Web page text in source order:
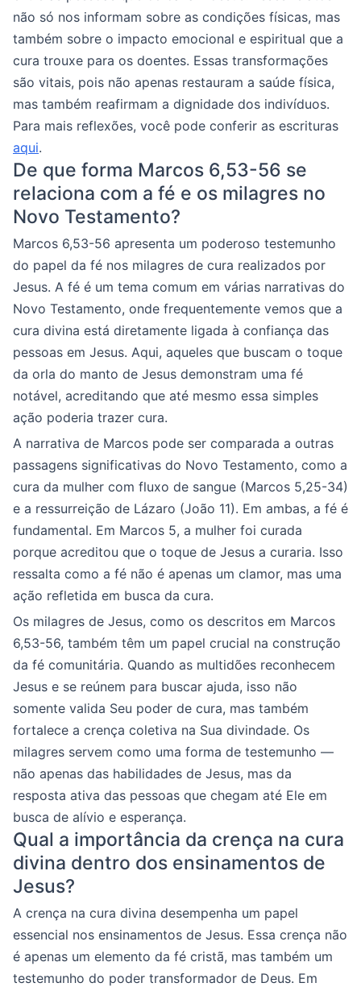
não só nos informam sobre as condições físicas, mas
também sobre o impacto emocional e espiritual que a
cura trouxe para os doentes. Essas transformações
são vitais, pois não apenas restauram a saúde física,
mas também reafirmam a dignidade dos indivíduos.
Para mais reflexões, você pode conferir as escrituras
aqui.
De que forma Marcos 6,53-56 se
relaciona com a fé e os milagres no
Novo Testamento?
Marcos 6,53-56 apresenta um poderoso testemunho
do papel da fé nos milagres de cura realizados por
Jesus. A fé é um tema comum em várias narrativas do
Novo Testamento, onde frequentemente vemos que a
cura divina está diretamente ligada à confiança das
pessoas em Jesus. Aqui, aqueles que buscam o toque
da orla do manto de Jesus demonstram uma fé
notável, acreditando que até mesmo essa simples
ação poderia trazer cura.
A narrativa de Marcos pode ser comparada a outras
passagens significativas do Novo Testamento, como a
cura da mulher com fluxo de sangue (Marcos 5,25-34)
e a ressurreição de Lázaro (João 11). Em ambas, a fé é
fundamental. Em Marcos 5, a mulher foi curada
porque acreditou que o toque de Jesus a curaria. Isso
ressalta como a fé não é apenas um clamor, mas uma
ação refletida em busca da cura.
Os milagres de Jesus, como os descritos em Marcos
6,53-56, também têm um papel crucial na construção
da fé comunitária. Quando as multidões reconhecem
Jesus e se reúnem para buscar ajuda, isso não
somente valida Seu poder de cura, mas também
fortalece a crença coletiva na Sua divindade. Os
milagres servem como uma forma de testemunho —
não apenas das habilidades de Jesus, mas da
resposta ativa das pessoas que chegam até Ele em
busca de alívio e esperança.
Qual a importância da crença na cura
divina dentro dos ensinamentos de
Jesus?
A crença na cura divina desempenha um papel
essencial nos ensinamentos de Jesus. Essa crença não
é apenas um elemento da fé cristã, mas também um
testemunho do poder transformador de Deus. Em